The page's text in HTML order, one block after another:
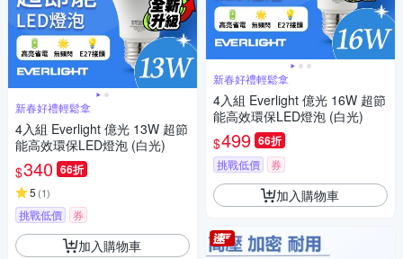
新春好禮輕鬆拿
4入組 Everlight 億光 13W 超節
能高效環保LED燈泡 (白光)
$340 66折
5 (1)
挑戰低價 券
加入購物車
新春好禮輕鬆拿
4入組 Everlight 億光 16W 超節
能高效環保LED燈泡 (白光)
$499 66折
挑戰低價 券
加入購物車